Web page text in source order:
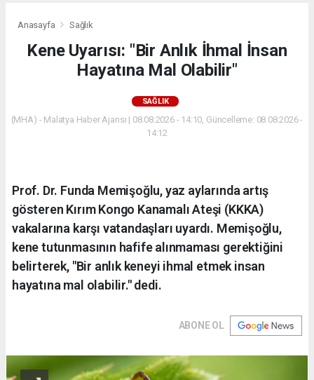
Anasayfa Sağlık
Kene Uyarısı: "Bir Anlık İhmal İnsan
Hayatına Mal Olabilir"
SAĞLIK
(MHA) - Malatya Haber Ajansı | 08.08.2026 - 14:10, Güncelleme: 08.08.2026 -
14:12
Prof. Dr. Funda Memişoğlu, yaz aylarında artış
gösteren Kırım Kongo Kanamalı Ateşi (KKKA)
vakalarına karşı vatandaşları uyardı. Memişoğlu,
kene tutunmasının hafife alınmaması gerektiğini
belirterek, "Bir anlık keneyi ihmal etmek insan
hayatına mal olabilir." dedi.
ABONE OL